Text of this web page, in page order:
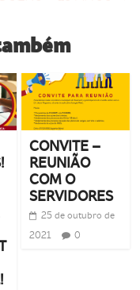
CONVITE –
REUNIÃO
COM O
SERVIDORES
25 de outubro de
2021
0